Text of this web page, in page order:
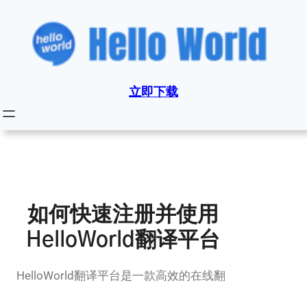
立即下载
如何快速注册并使用
HelloWorld翻译平台
HelloWorld翻译平台是一款高效的在线翻